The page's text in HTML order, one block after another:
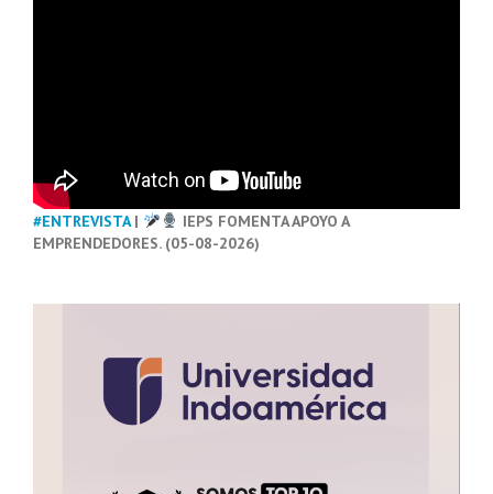
#ENTREVISTA|
IEPS FOMENTA APOYO A
EMPRENDEDORES. (05-08-2026)